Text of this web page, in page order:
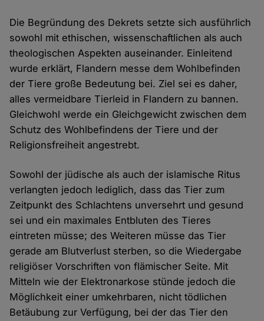
Die Begründung des Dekrets setzte sich ausführlich
sowohl mit ethischen, wissenschaftlichen als auch
theologischen Aspekten auseinander. Einleitend
wurde erklärt, Flandern messe dem Wohlbefinden
der Tiere große Bedeutung bei. Ziel sei es daher,
alles vermeidbare Tierleid in Flandern zu bannen.
Gleichwohl werde ein Gleichgewicht zwischen dem
Schutz des Wohlbefindens der Tiere und der
Religionsfreiheit angestrebt.
Sowohl der jüdische als auch der islamische Ritus
verlangten jedoch lediglich, dass das Tier zum
Zeitpunkt des Schlachtens unversehrt und gesund
sei und ein maximales Entbluten des Tieres
eintreten müsse; des Weiteren müsse das Tier
gerade am Blutverlust sterben, so die Wiedergabe
religiöser Vorschriften von flämischer Seite. Mit
Mitteln wie der Elektronarkose stünde jedoch die
Möglichkeit einer umkehrbaren, nicht tödlichen
Betäubung zur Verfügung, bei der das Tier den